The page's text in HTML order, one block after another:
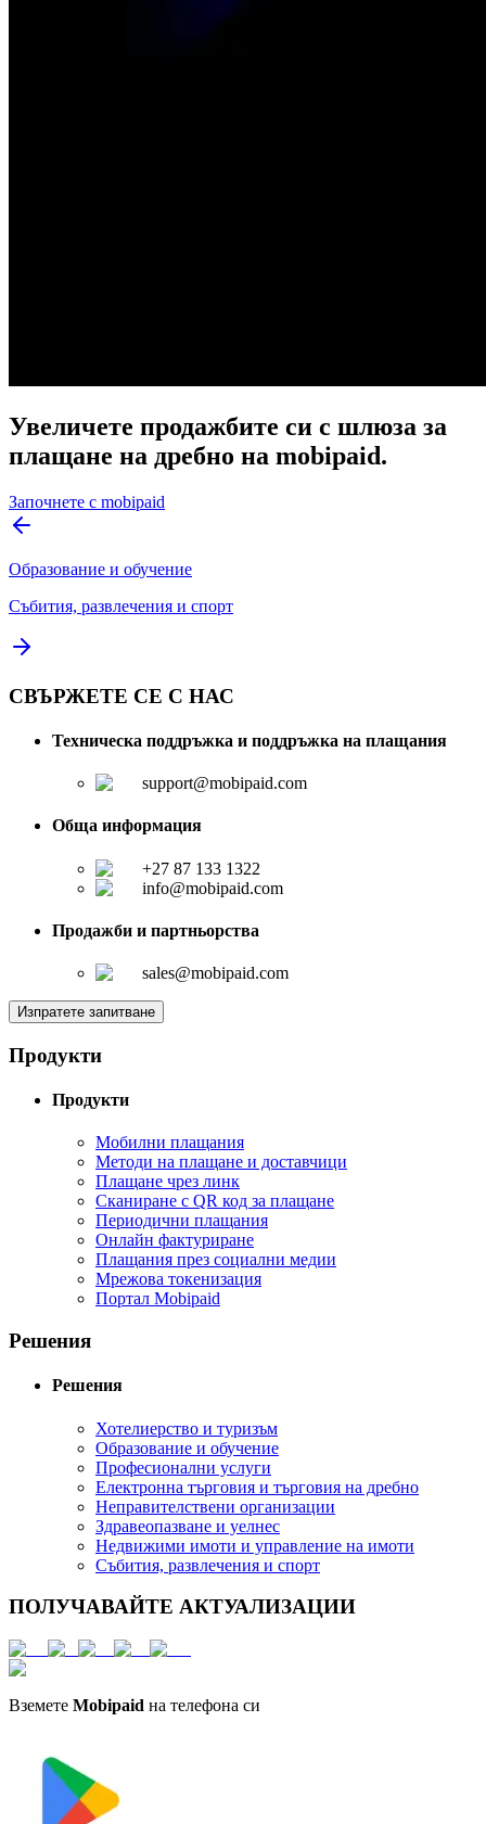
Увеличете продажбите си с шлюза за
плащане на дребно на mobipaid.
Започнете с mobipaid
Образование и обучение
Събития, развлечения и спорт
СВЪРЖЕТЕ СЕ С НАС
Техническа поддръжка и поддръжка на плащания
support@mobipaid.com
Обща информация
+27 87 133 1322
info@mobipaid.com
Продажби и партньорства
sales@mobipaid.com
Изпратете запитване
Продукти
Продукти
Мобилни плащания
Методи на плащане и доставчици
Плащане чрез линк
Сканиране с QR код за плащане
Периодични плащания
Онлайн фактуриране
Плащания през социални медии
Мрежова токенизация
Портал Mobipaid
Решения
Решения
Хотелиерство и туризъм
Образование и обучение
Професионални услуги
Електронна търговия и търговия на дребно
Неправителствени организации
Здравеопазване и уелнес
Недвижими имоти и управление на имоти
Събития, развлечения и спорт
ПОЛУЧАВАЙТЕ АКТУАЛИЗАЦИИ
Вземете Mobipaid на телефона си